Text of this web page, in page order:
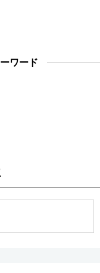
ワード